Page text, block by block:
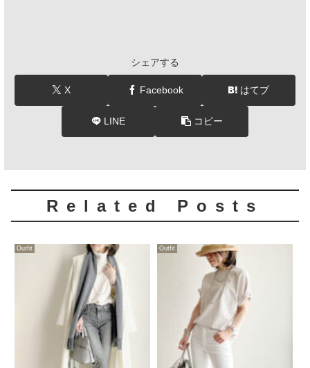
シェアする
X Facebook はてブ
LINE コピー
Related Posts
Outfit Outfit